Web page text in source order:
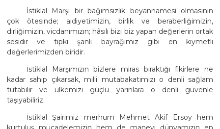
İstiklal Marşı bir bağımsızlık beyannamesi olmasının
çok ötesinde; aidiyetimizin, birlik ve beraberliğimizin,
dirliğimizin, vicdanımızın; hâsılı bizi biz yapan değerlerin ortak
sesidir ve tıpkı şanlı bayrağımız gibi en kıymetli
değerlerimizden biridir.
İstiklal Marşımızın bizlere miras bıraktığı fikirlere ne
kadar sahip çıkarsak, milli mutabakatımızı o denli sağlam
tutabilir ve ülkemizi güçlü yarınlara o denli güvenle
taşıyabiliriz.
İstiklal Şairimiz merhum Mehmet Akif Ersoy hem